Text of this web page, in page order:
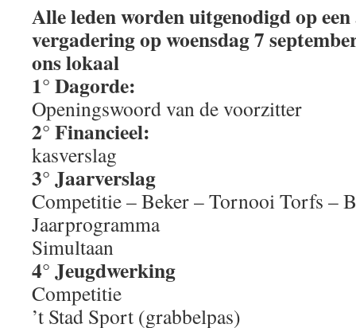
Alle leden worden uitgenodigd op een
vergadering opwoensdag 7
ons lokaal
1° Dagorde:
Openingswoord van de voorzitter
2° Financieel:
kasverslag
3° Jaarverslag
Competitie – Beker – Tornooi Torfs –
Jaarprogramma
Simultaan
4° Jeugdwerking
Competitie
’t Stad Sport (grabbelpas)